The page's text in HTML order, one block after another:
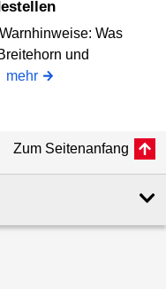
Was
und
mehr
Zum Seitenanfang